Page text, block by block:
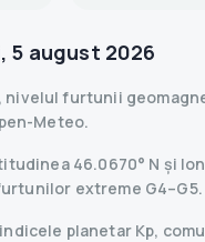
, 5 august 2026
, nivelul furtunii
Meteo.
46.0670° N și
extreme G4–G5.
planetar Kp,